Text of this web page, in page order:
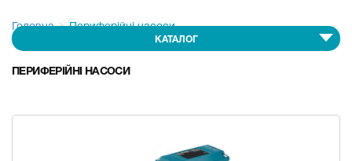
Головна Периферійні насоси
КАТАЛОГ
ПЕРИФЕРІЙНІ НАСОСИ